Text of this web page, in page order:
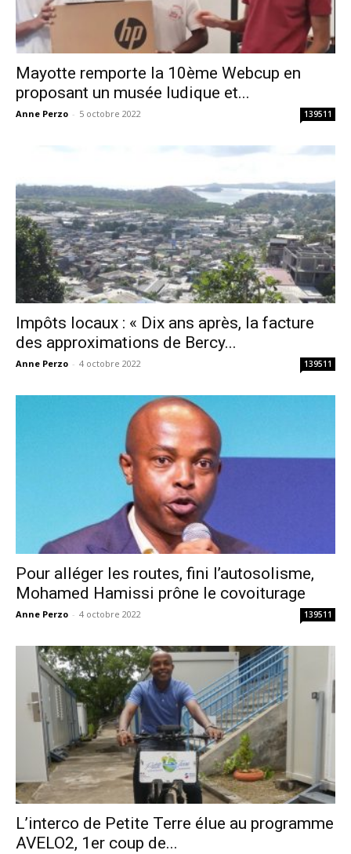
Mayotte remporte la 10ème Webcup en
proposant un musée ludique et...
Anne Perzo - 5 octobre 2022 139511
Impôts locaux : « Dix ans après, la facture
des approximations de Bercy...
Anne Perzo - 4 octobre 2022 139511
Pour alléger les routes, fini l’autosolisme,
Mohamed Hamissi prône le covoiturage
Anne Perzo - 4 octobre 2022 139511
L’interco de Petite Terre élue au programme
AVELO2, 1er coup de...